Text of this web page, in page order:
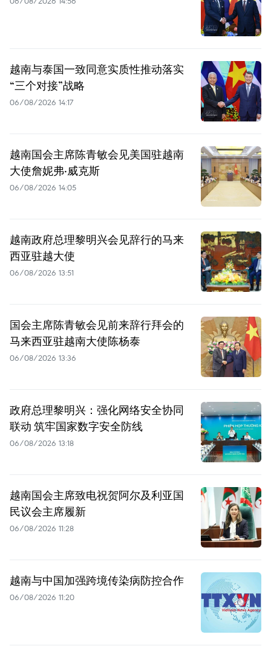
越南与泰国一致同意实质性推动落实
“三个对接”战略
06/08/2026 14:17
越南国会主席陈青敏会见美国驻越南
大使詹妮弗·威克斯
06/08/2026 14:05
越南政府总理黎明兴会见辞行的马来
西亚驻越大使
06/08/2026 13:51
国会主席陈青敏会见前来辞行拜会的
马来西亚驻越南大使陈杨泰
06/08/2026 13:36
政府总理黎明兴：强化网络安全协同
联动 筑牢国家数字安全防线
06/08/2026 13:18
越南国会主席致电祝贺阿尔及利亚国
民议会主席履新
06/08/2026 11:28
越南与中国加强跨境传染病防控合作
06/08/2026 11:20